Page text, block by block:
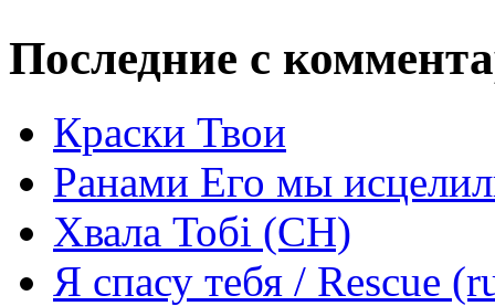
Последние с
Краски Твои
Ранами Его мы
Хвала Тобі (СН)
Я спасу тебя / Rescue